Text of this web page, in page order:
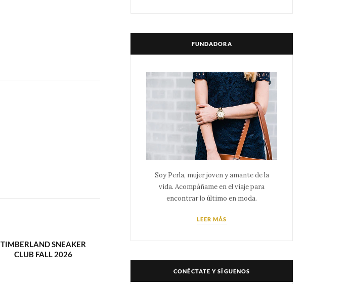
TIMBERLAND SNEAKER
CLUB FALL 2026
FUNDADORA
Soy Perla, mujer joven y amante de la
vida. Acompáñame en el viaje para
encontrar lo último en moda.
LEER MÁS
CONÉCTATE Y SÍGUENOS